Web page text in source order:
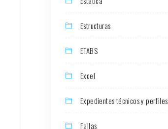
Estructuras
ETABS
Excel
Expedientes técnicos y perfiles
Fallas